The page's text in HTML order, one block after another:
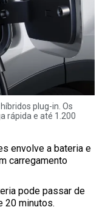
plug-in. Os
rápida e até 1.200
envolve a bateria e
carregamento
pode passar de
20 minutos.